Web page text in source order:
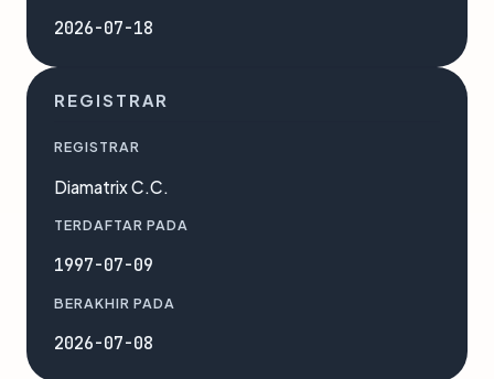
2026-07-18
REGISTRAR
REGISTRAR
Diamatrix C.C.
TERDAFTAR PADA
1997-07-09
BERAKHIR PADA
2026-07-08